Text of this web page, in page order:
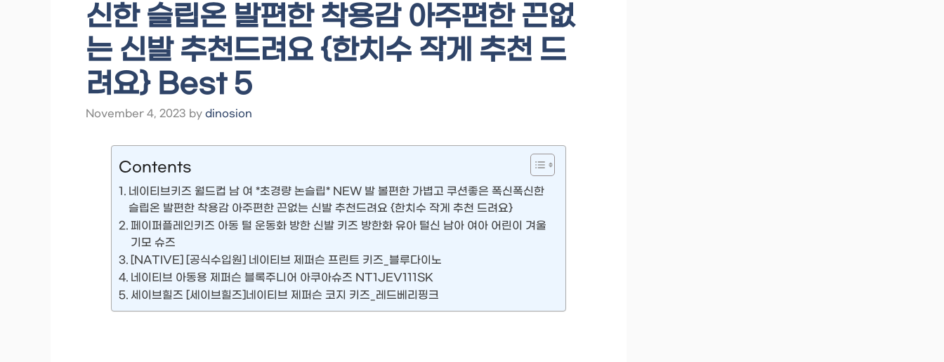
신한 슬립온 발편한 착용감 아주편한 끈없
는 신발 추천드려요 {한치수 작게 추천 드
려요} Best 5
November 4, 2023 by dinosion
Contents
네이티브키즈 월드컵 남 여 *초경량 논슬립* NEW 발 볼편한 가볍고 쿠션좋은 폭신폭신한
슬립온 발편한 착용감 아주편한 끈없는 신발 추천드려요 {한치수 작게 추천 드려요}
페이퍼플레인키즈 아동 털 운동화 방한 신발 키즈 방한화 유아 털신 남아 여아 어린이 겨울
기모 슈즈
[NATIVE] [공식수입원] 네이티브 제퍼슨 프린트 키즈_블루다이노
네이티브 아동용 제퍼슨 블록주니어 아쿠아슈즈 NT1JEV111SK
세이브힐즈 [세이브힐즈]네이티브 제퍼슨 코지 키즈_레드베리핑크